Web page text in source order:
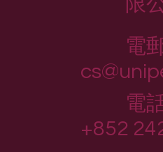
電
電
+852